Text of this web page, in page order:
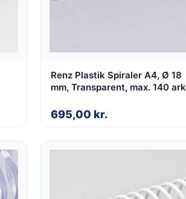
Renz Plastik Spiraler A4, Ø 18
mm, Transparent, max. 140 ark
695,00 kr.